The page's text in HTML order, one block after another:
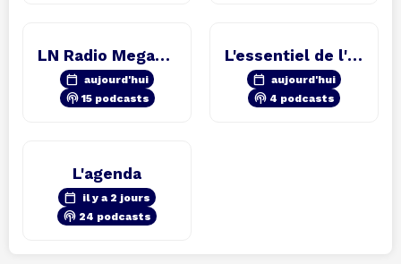
LN Radio Megamix
calendar_today aujourd'hui
podcasts 15 podcasts
L'essentiel de l'info
calendar_today aujourd'hui
podcasts 4 podcasts
L'agenda
calendar_today il y a 2 jours
podcasts 24 podcasts